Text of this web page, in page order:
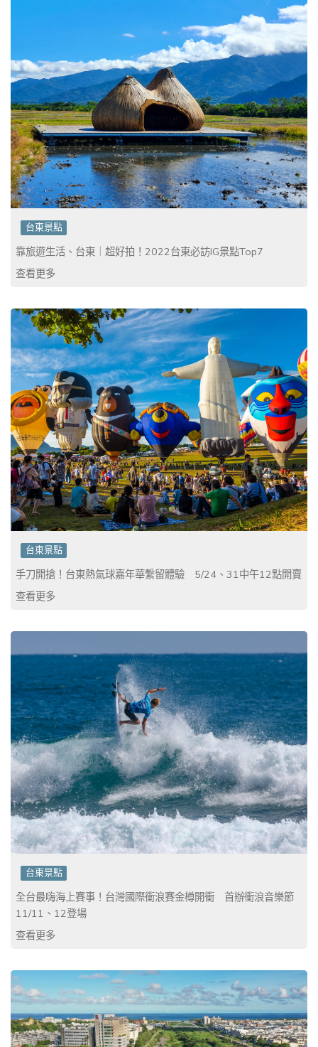
台東景點
靠旅遊生活、台東｜超好拍！2022台東必訪IG景點Top7
查看更多
台東景點
手刀開搶！台東熱氣球嘉年華繫留體驗 5/24、31中午12點開賣
查看更多
台東景點
全台最嗨海上賽事！台灣國際衝浪賽金樽開衝 首辦衝浪音樂節
11/11、12登場
查看更多